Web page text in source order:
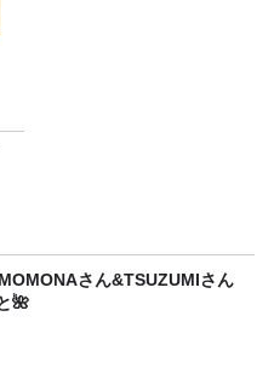
MOMONAさん&TSUZUMIさん
🌺